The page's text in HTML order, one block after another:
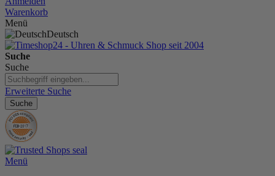
Warenkorb
Menü
Deutsch
Suche
Suche
Erweiterte Suche
Suche
Menü